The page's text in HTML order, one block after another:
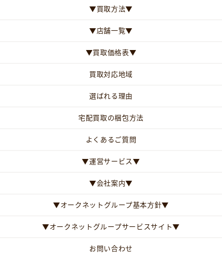
▼買取方法▼
▼店舗一覧▼
▼買取価格表▼
買取対応地域
選ばれる理由
宅配買取の梱包方法
よくあるご質問
▼運営サービス▼
▼会社案内▼
▼オークネットグループ基本方針▼
▼オークネットグループサービスサイト▼
お問い合わせ